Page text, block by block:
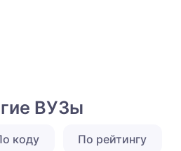
ВУЗы
коду По рейтингу